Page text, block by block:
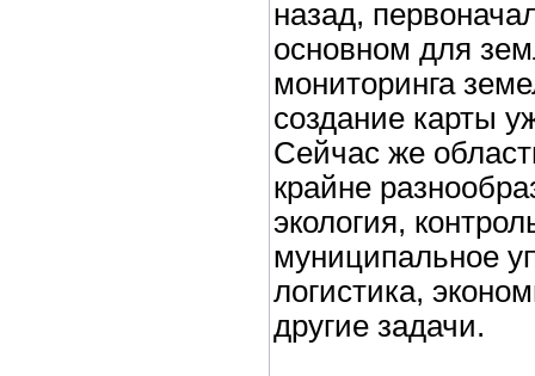
назад,
основном для
мониторинга
создание карты
Сейчас же
крайне
экология,
муниципальное
логистика,
другие задачи.